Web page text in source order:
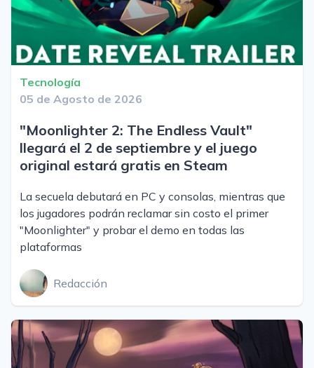
Tecnología
05 de Agosto de 2026
"Moonlighter 2: The Endless Vault"
llegará el 2 de septiembre y el juego
original estará gratis en Steam
La secuela debutará en PC y consolas, mientras que
los jugadores podrán reclamar sin costo el primer
"Moonlighter" y probar el demo en todas las
plataformas
Redacción